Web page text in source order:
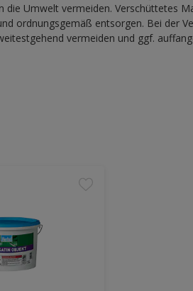
die Umwelt vermeiden. Verschüttetes
ordnungsgemäß entsorgen. Bei der
vermeiden und ggf.